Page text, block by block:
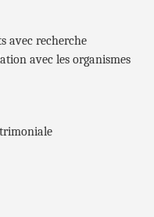
avec recherche
avec les organismes